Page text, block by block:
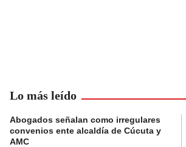
Lo más leído
Abogados señalan como irregulares
convenios ente alcaldía de Cúcuta y
AMC